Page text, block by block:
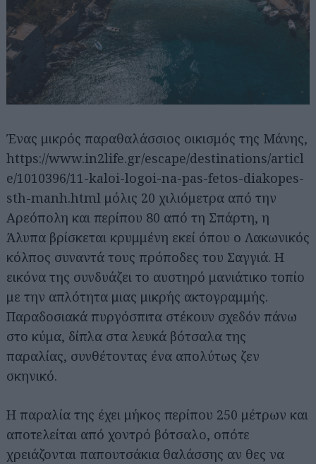
Ένας μικρός παραθαλάσσιος οικισμός της Μάνης,
https://www.in2life.gr/escape/destinations/articl
e/1010396/11-kaloi-logoi-na-pas-fetos-diakopes-
sth-manh.html μόλις 20 χιλιόμετρα από την
Αρεόπολη και περίπου 80 από τη Σπάρτη, η
Άλυπα βρίσκεται κρυμμένη εκεί όπου ο Λακωνικός
κόλπος συναντά τους πρόποδες του Σαγγιά. Η
εικόνα της συνδυάζει το αυστηρό μανιάτικο τοπίο
με την απλότητα μιας μικρής ακτογραμμής.
Παραδοσιακά πυργόσπιτα στέκουν σχεδόν πάνω
στο κύμα, δίπλα στα λευκά βότσαλα της
παραλίας, συνθέτοντας ένα απολύτως ζεν
σκηνικό.
Η παραλία της έχει μήκος περίπου 250 μέτρων και
αποτελείται από χοντρό βότσαλο, οπότε
χρειάζονται παπουτσάκια θαλάσσης αν θες να